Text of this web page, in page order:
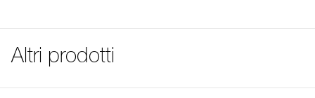
Altri prodotti